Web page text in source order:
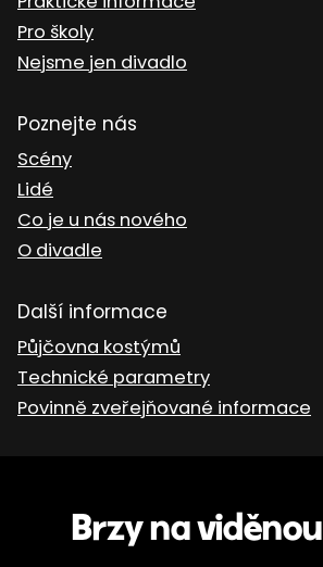
Pro školy
Nejsme jen divadlo
Poznejte nás
Scény
Lidé
Co je u nás nového
O divadle
Další informace
Půjčovna kostýmů
Technické parametry
Povinně zveřejňované informace
Brzy na viděnou